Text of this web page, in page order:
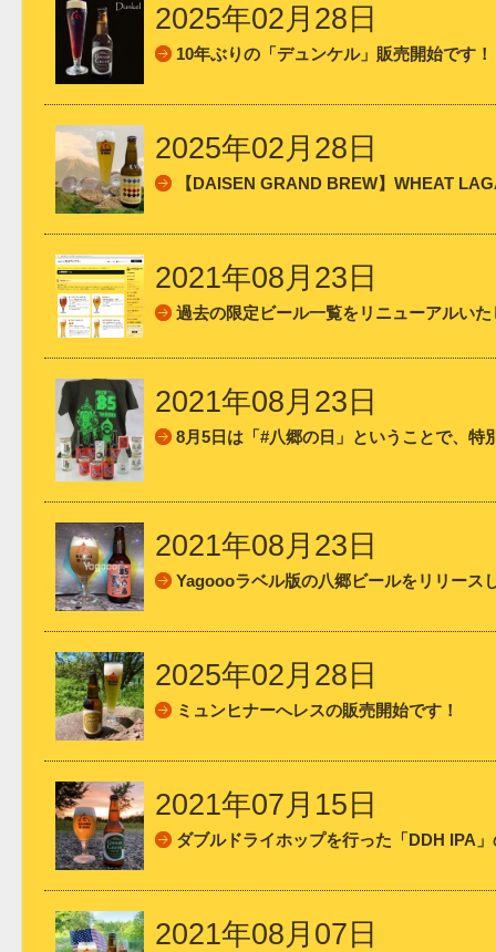
2025年02月28日
10年ぶりの「デュンケル」販売開始です！
2025年02月28日
【DAISEN GRAND BREW】WHEAT
2021年08月23日
過去の限定ビール一覧をリニューアルい
2021年08月23日
8月5日は「#八郷の日」ということで、特
2021年08月23日
Yagoooラベル版の八郷ビールをリリース
2025年02月28日
ミュンヒナーへレスの販売開始です！
2021年07月15日
ダブルドライホップを行った「DDH IPA
2021年08月07日